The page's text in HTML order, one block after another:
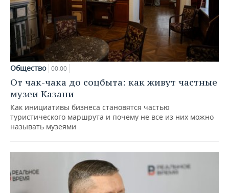
Общество 00:00
От чак-чака до соцбыта: как живут частные
музеи Казани
Как инициативы бизнеса становятся частью
туристического маршрута и почему не все из них можно
называть музеями